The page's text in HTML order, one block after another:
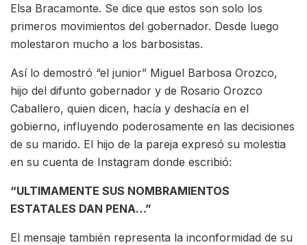
Elsa Bracamonte. Se dice que estos son solo los
primeros movimientos del gobernador. Desde luego
molestaron mucho a los barbosistas.
Así lo demostró “el junior” Miguel Barbosa Orozco,
hijo del difunto gobernador y de Rosario Orozco
Caballero, quien dicen, hacía y deshacía en el
gobierno, influyendo poderosamente en las decisiones
de su marido. El hijo de la pareja expresó su molestia
en su cuenta de Instagram donde escribió:
“ULTIMAMENTE SUS NOMBRAMIENTOS
ESTATALES DAN PENA…”
El mensaje también representa la inconformidad de su